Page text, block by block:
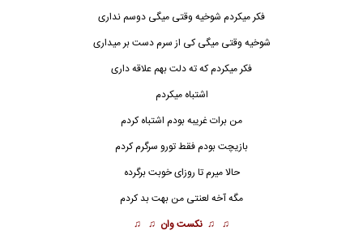
فکر میکردم شوخیه وقتی میگی دوسم نداری
شوخیه وقتی میگی کی از سرم دست بر میداری
فکر میکردم که ته دلت بهم علاقه داری
اشتباه میکردم
من برات غریبه بودم اشتباه کردم
بازیچت بودم فقط تورو سرگرم کردم
حالا میرم تا روزای خوبت برگرده
مگه آخه لعنتی من بهت بد کردم
♫ ♫ نکست وان ♫ ♫